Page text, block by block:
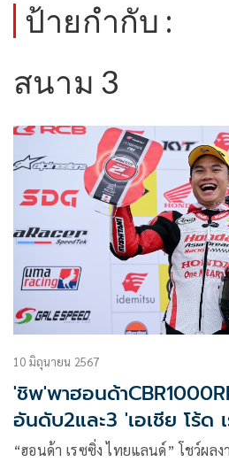
ป้ายกำกับ :
สนาม 3
10 มิถุนายน 2567
'ชิพ'พาฮอนด้า
อันดับ2และ3 'เอเชีย โร้ด
ญี่ปุ่น
“ฮอนด้า เรซซิ่ง ไทยแลนด์” โชว์ผล